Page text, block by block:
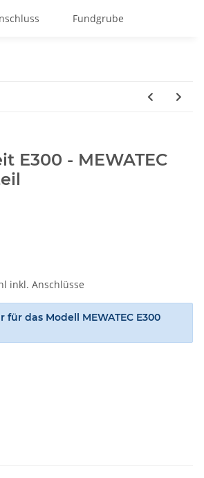
Fundgrube
E300 - MEWATEC
inkl. Anschlüsse
das Modell MEWATEC E300